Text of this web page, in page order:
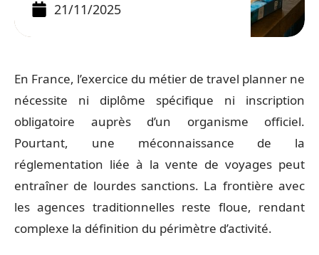
21/11/2025
En France, l’exercice du métier de travel planner ne
nécessite ni diplôme spécifique ni inscription
obligatoire auprès d’un organisme officiel.
Pourtant, une méconnaissance de la
réglementation liée à la vente de voyages peut
entraîner de lourdes sanctions. La frontière avec
les agences traditionnelles reste floue, rendant
complexe la définition du périmètre d’activité.